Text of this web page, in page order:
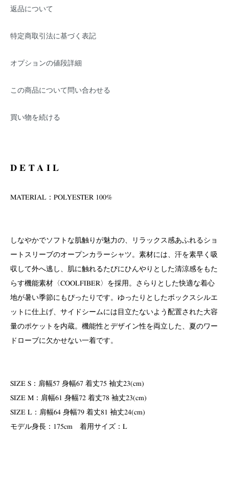
返品について
特定商取引法に基づく表記
オプションの値段詳細
この商品について問い合わせる
買い物を続ける
DETAIL
MATERIAL：POLYESTER 100%
しなやかでソフトな肌触りが魅力の、リラックス感あふれるショ
ートスリーブのオープンカラーシャツ。素材には、汗を素早く吸
収して外へ逃し、肌に触れるたびにひんやりとした清涼感をもた
らす機能素材〈COOLFIBER〉を採用。さらりとした快適な着心
地が暑い季節にもぴったりです。ゆったりとしたボックスシルエ
ットに仕上げ、サイドシームには目立たないよう配置された大容
量のポケットを内蔵。機能性とデザイン性を両立した、夏のワー
ドローブに欠かせない一着です。
SIZE S：肩幅57 身幅67 着丈75 袖丈23(cm)
SIZE M：肩幅61 身幅72 着丈78 袖丈23(cm)
SIZE L：肩幅64 身幅79 着丈81 袖丈24(cm)
モデル身長：175cm 着用サイズ：L